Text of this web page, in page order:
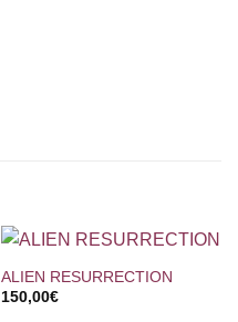
ALIEN RESURRECTION
150,00€